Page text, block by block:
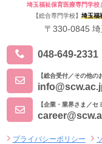
埼玉福祉保育医療専門学校
【総合専門学校】 埼玉福
〒330-0845
048-649-2331
【総合受付／その他の
【企業・業界さま／セ
プライバシーポリシー